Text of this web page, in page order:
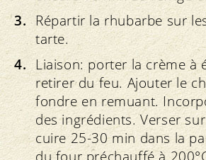
Répartir la rhubarbe sur
tarte.
Liaison: porter la crème à
retirer du feu. Ajouter le
fondre en remuant.
des ingrédients. Verser
cuire 25-30 min dans la